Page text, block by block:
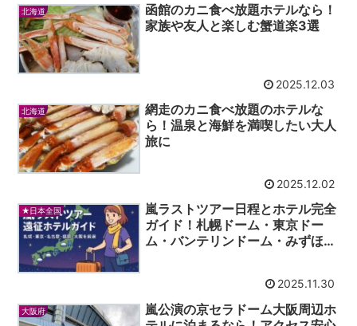
北海道
函館のカニ食べ放題ホテルなら！
家族や友人と楽しむ蟹道楽3選
2025.12.03
北海道
網走のカニ食べ放題のホテルな
ら！温泉と海鮮を満喫したい大人
旅に
2025.12.02
★日本全国
嵐ラストツアー日程とホテル完全
ガイド！札幌ドーム・東京ドー
ム・バンテリンドーム・みずほ
2025.11.30
大阪府
嵐公演の京セラドーム大阪周辺ホ